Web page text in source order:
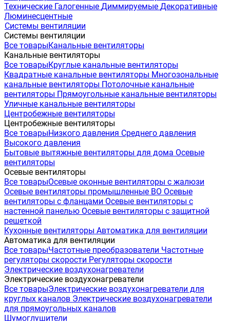
Технические Галогенные Диммируемые Декоративные
Люминесцентные
Системы вентиляции
Системы вентиляции
Все товарыКанальные вентиляторы
Канальные вентиляторы
Все товарыКруглые канальные вентиляторы
Квадратные канальные вентиляторы Многозональные
канальные вентиляторы Потолочные канальные
вентиляторы Прямоугольные канальные вентиляторы
Уличные канальные вентиляторы
Центробежные вентиляторы
Центробежные вентиляторы
Все товарыНизкого давления Среднего давления
Высокого давления
Бытовые вытяжные вентиляторы для дома Осевые
вентиляторы
Осевые вентиляторы
Все товарыОсевые оконные вентиляторы с жалюзи
Осевые вентиляторы промышленные ВО Осевые
вентиляторы с фланцами Осевые вентиляторы с
настенной панелью Осевые вентиляторы с защитной
решеткой
Кухонные вентиляторы Автоматика для вентиляции
Автоматика для вентиляции
Все товарыЧастотные преобразователи Частотные
регуляторы скорости Регуляторы скорости
Электрические воздухонагреватели
Электрические воздухонагреватели
Все товарыЭлектрические воздухонагреватели для
круглых каналов Электрические воздухонагреватели
для прямоугольных каналов
Шумоглушители